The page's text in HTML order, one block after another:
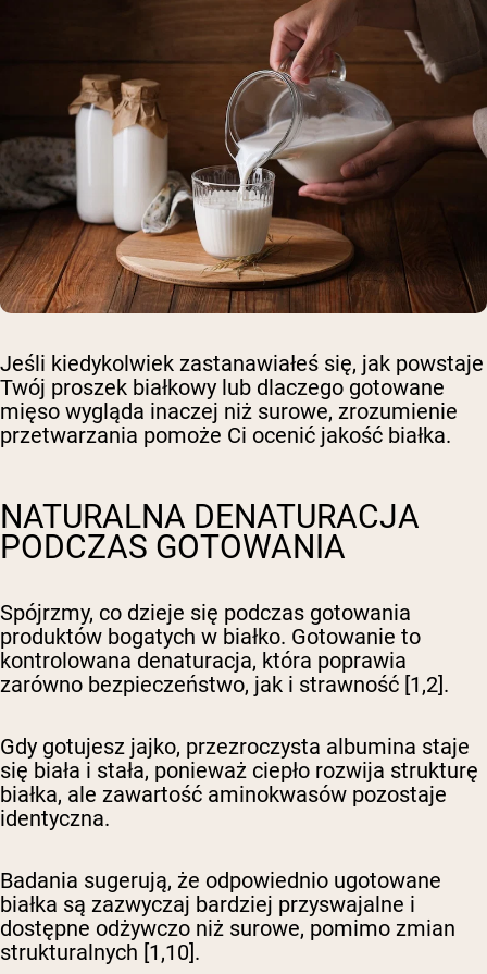
Jeśli kiedykolwiek zastanawiałeś się, jak powstaje
Twój proszek białkowy lub dlaczego gotowane
mięso wygląda inaczej niż surowe, zrozumienie
przetwarzania pomoże Ci ocenić jakość białka.
NATURALNA DENATURACJA
PODCZAS GOTOWANIA
Spójrzmy, co dzieje się podczas gotowania
produktów bogatych w białko. Gotowanie to
kontrolowana denaturacja, która poprawia
zarówno bezpieczeństwo, jak i strawność [1,2].
Gdy gotujesz jajko, przezroczysta albumina staje
się biała i stała, ponieważ ciepło rozwija strukturę
białka, ale zawartość aminokwasów pozostaje
identyczna.
Badania sugerują, że odpowiednio ugotowane
białka są zazwyczaj bardziej przyswajalne i
dostępne odżywczo niż surowe, pomimo zmian
strukturalnych [1,10].